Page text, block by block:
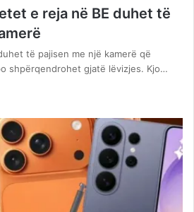
e reja në BE duhet të
të pajisen me një kamerë që
shpërqendrohet gjatë lëvizjes. Kjo…